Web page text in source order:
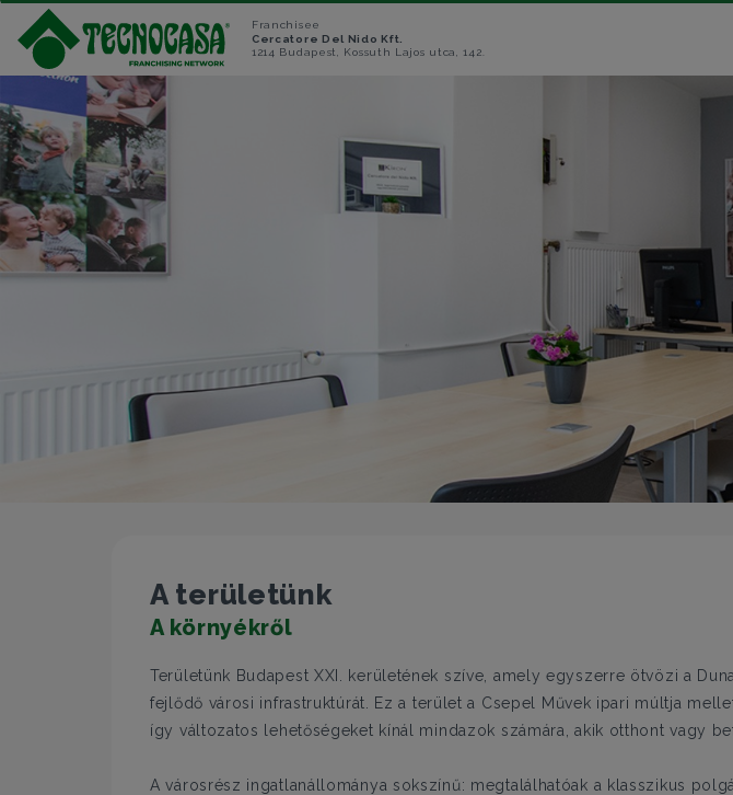
Franchisee
Cercatore Del Nido Kft.
1214 Budapest, Kossuth Lajos utca, 142.
A területünk
A környékről
Területünk Budapest XXI. kerületének szíve, amely egyszerre ötvözi a
fejlődő városi infrastruktúrát. Ez a terület a Csepel Művek ipari múltja
így változatos lehetőségeket kínál mindazok számára, akik otthont vagy
A városrész ingatlanállománya sokszínű: megtalálhatóak a klasszikus